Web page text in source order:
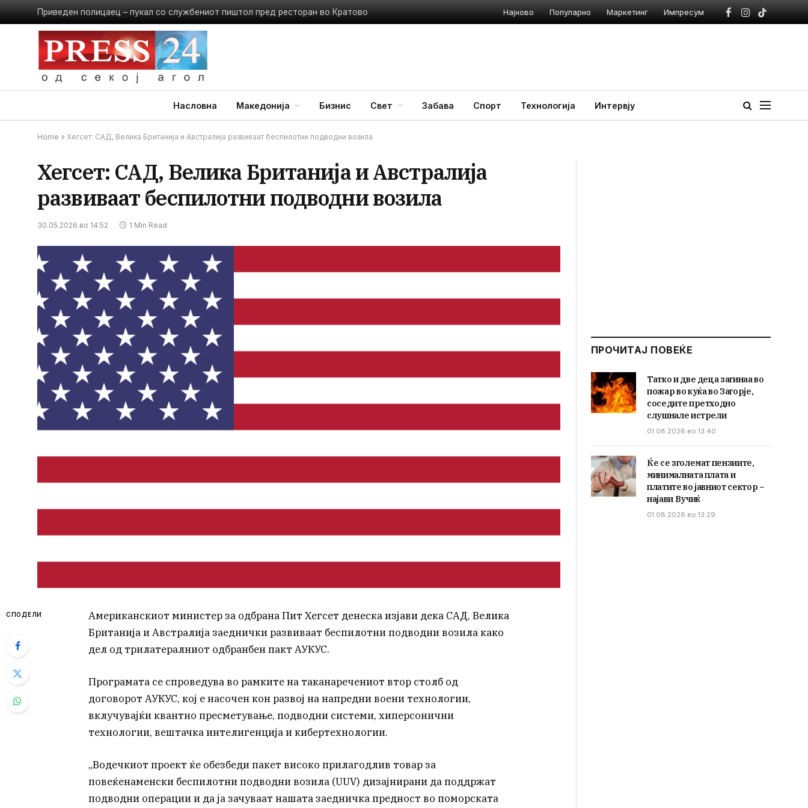
Приведен полицаец – пукал со службениот пиштол пред ресторан во Кратово Најново Популарно Маркетинг Импресум
Facebook
Instagram
TikTok
Насловна Македонија Бизнис Свет Забава Спорт Технологија Интервју
Home » Хегсет: САД, Велика Британија и Австралија развиваат беспилотни подводни возила
Хегсет: САД, Велика Британија и Австралија
развиваат беспилотни подводни возила
30.05.2026 во 14:52 1 Min Read
СПОДЕЛИ
Американскиот министер за одбрана Пит Хегсет денеска изјави дека САД, Велика
Британија и Австралија заеднички развиваат беспилотни подводни возила како
дел од трилатералниот одбранбен пакт АУКУС.
Програмата се спроведува во рамките на таканаречениот втор столб од
договорот АУКУС, кој е насочен кон развој на напредни воени технологии,
вклучувајќи квантно пресметување, подводни системи, хиперсонични
технологии, вештачка интелигенција и кибертехнологии.
„Водечкиот проект ќе обезбеди пакет високо прилагодлив товар за
повеќенаменски беспилотни подводни возила (UUV) дизајнирани да поддржат
подводни операции и да ја зачуваат нашата заедничка предност во поморската
ПРОЧИТАЈ ПОВЕЌЕ
Татко и две деца загинаа во
пожар во куќа во Загорје,
соседите претходно
слушнале истрели
01.08.2026 во 13:40
Ќе се зголемат пензиите,
минималната плата и
платите во јавниот сектор –
најави Вучиќ
01.08.2026 во 13:29